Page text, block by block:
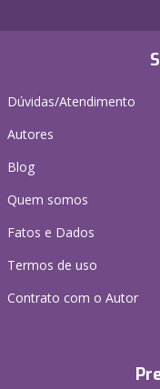
Dúvidas/Atendimento
Autores
Blog
Quem somos
Fatos e Dados
Termos de uso
Contrato com o Autor